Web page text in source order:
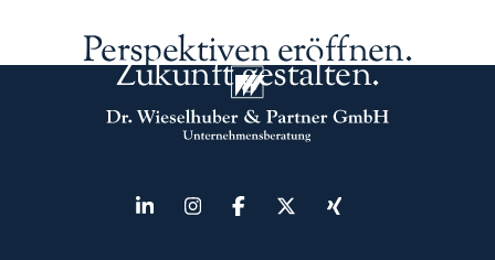
Perspektiven eröffnen.
Zukunft gestalten.